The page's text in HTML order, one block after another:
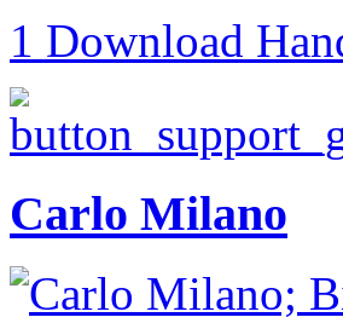
1 Download
Carlo Milano